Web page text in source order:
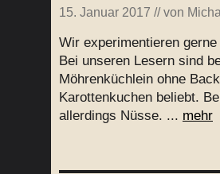
15. Januar 2017 // von
Wir experimentieren
Bei unseren Lesern sind
Möhrenküchlein ohne
Karottenkuchen beliebt.
allerdings Nüsse. ... mehr